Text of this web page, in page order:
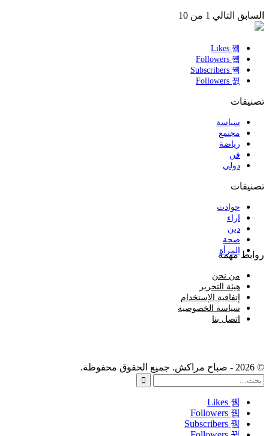
السابق التالي 1 من 10
تصنيفات
سياسة
مجتمع
رياضة
فن
دولي
تصنيفات
حوادث
اراء
دين
صحة
المرأة
روابط مهمة
من نحن
هيئة التحرير
إتفاقية الإستخدام
سياسة الخصوصية
اتصل بنا
© 2026 - صباح مراكش. جميع الحقوق محفوظة.